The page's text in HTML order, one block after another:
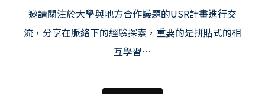
邀請關注於大學與地方合作議題的USR計畫進行交
流，分享在脈絡下的經驗探索，重要的是拼貼式的相
互學習…